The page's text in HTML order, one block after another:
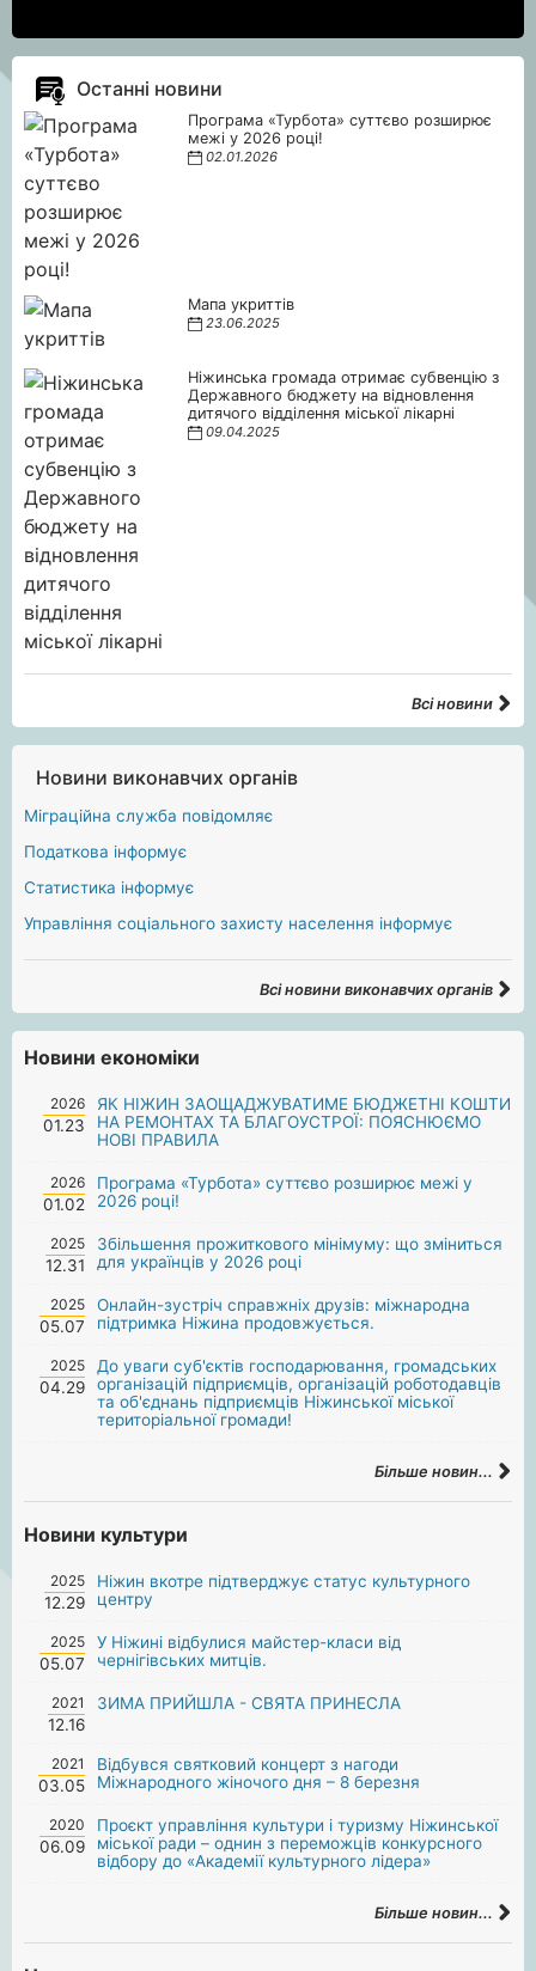
Останні новини
Програма «Турбота» суттєво розширює
межі у 2026 році!
02.01.2026
Мапа укриттів
23.06.2025
Ніжинська громада отримає субвенцію з
Державного бюджету на відновлення
дитячого відділення міської лікарні
09.04.2025
Всі новини
Новини виконавчих органів
Міграційна служба повідомляє
Податкова інформує
Статистика інформує
Управління соціального захисту населення інформує
Всі новини виконавчих органів
Новини економіки
2026
01.23
ЯК НІЖИН ЗАОЩАДЖУВАТИМЕ БЮДЖЕТНІ КОШТИ
НА РЕМОНТАХ ТА БЛАГОУСТРОЇ: ПОЯСНЮЄМО
НОВІ ПРАВИЛА
2026
01.02
Програма «Турбота» суттєво розширює межі у
2026 році!
2025
12.31
Збільшення прожиткового мінімуму: що зміниться
для українців у 2026 році
2025
05.07
Онлайн-зустріч справжніх друзів: міжнародна
підтримка Ніжина продовжується.
2025
04.29
До уваги суб'єктів господарювання, громадських
організацій підприємців, організацій роботодавців
та об'єднань підприємців Ніжинської міської
територіальної громади!
Більше новин...
Новини культури
2025
12.29
Ніжин вкотре підтверджує статус культурного
центру
2025
05.07
У Ніжині відбулися майстер-класи від
чернігівських митців.
2021
12.16
ЗИМА ПРИЙШЛА - СВЯТА ПРИНЕСЛА
2021
03.05
Відбувся святковий концерт з нагоди
Міжнародного жіночого дня – 8 березня
2020
06.09
Проєкт управління культури і туризму Ніжинської
міської ради – однин з переможців конкурсного
відбору до «Академії культурного лідера»
Більше новин...